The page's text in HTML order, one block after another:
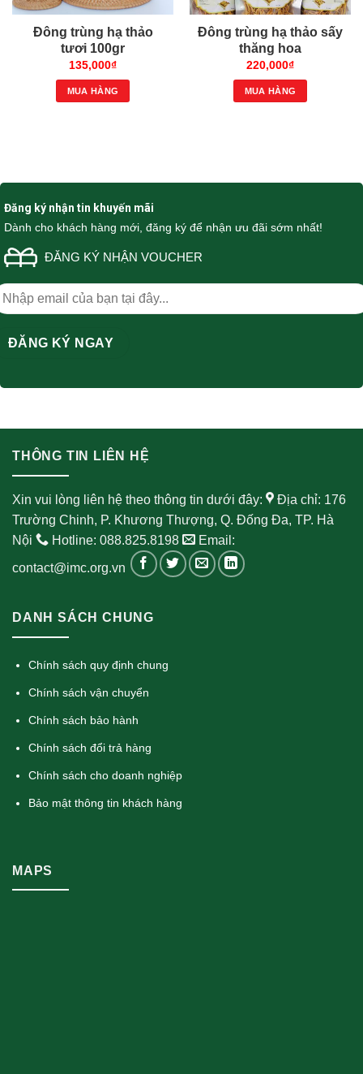
Đông trùng hạ thảo
tươi 100gr
135,000₫
MUA HÀNG
Đông trùng hạ thảo sấy
thăng hoa
220,000₫
MUA HÀNG
Đăng ký nhận tin khuyến mãi
Dành cho khách hàng mới, đăng ký để nhận ưu đãi sớm nhất!
ĐĂNG KÝ NHẬN VOUCHER
THÔNG TIN LIÊN HỆ
Xin vui lòng liên hệ theo thông tin dưới đây:
Địa chỉ: 176
Trường Chinh, P. Khương Thượng, Q. Đống Đa, TP. Hà
Nội
Hotline: 088.825.8198 Email:
contact@imc.org.vn
DANH SÁCH CHUNG
Chính sách quy định chung
Chính sách vận chuyển
Chính sách bảo hành
Chính sách đổi trả hàng
Chính sách cho doanh nghiệp
Bảo mật thông tin khách hàng
MAPS